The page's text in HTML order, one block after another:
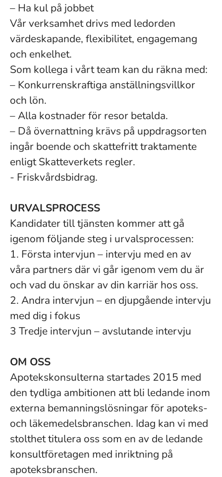
– Ha kul på jobbet
Vår verksamhet drivs med ledorden
värdeskapande, flexibilitet, engagemang
och enkelhet.
Som kollega i vårt team kan du räkna med:
– Konkurrenskraftiga anställningsvillkor
och lön.
– Alla kostnader för resor betalda.
– Då övernattning krävs på uppdragsorten
ingår boende och skattefritt traktamente
enligt Skatteverkets regler.
- Friskvårdsbidrag.
URVALSPROCESS
Kandidater till tjänsten kommer att gå
igenom följande steg i urvalsprocessen:
1. Första intervjun – intervju med en av
våra partners där vi går igenom vem du är
och vad du önskar av din karriär hos oss.
2. Andra intervjun – en djupgående intervju
med dig i fokus
3 Tredje intervjun – avslutande intervju
OM OSS
Apotekskonsulterna startades 2015 med
den tydliga ambitionen att bli ledande inom
externa bemanningslösningar för apoteks-
och läkemedelsbranschen. Idag kan vi med
stolthet titulera oss som en av de ledande
konsultföretagen med inriktning på
apoteksbranschen.